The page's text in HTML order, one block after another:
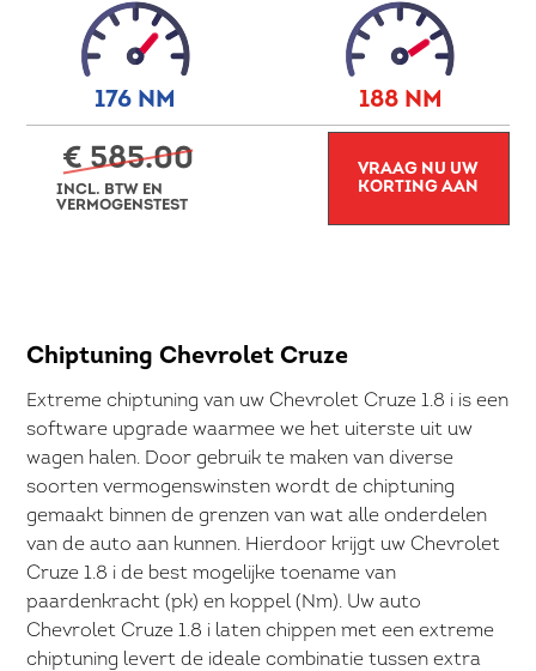
176 NM 188 NM
€ 585.00
INCL. BTW EN
VERMOGENSTEST
VRAAG NU UW
KORTING AAN
Chiptuning Chevrolet Cruze
Extreme chiptuning van uw Chevrolet Cruze 1.8 i is een
software upgrade waarmee we het uiterste uit uw
wagen halen. Door gebruik te maken van diverse
soorten vermogenswinsten wordt de chiptuning
gemaakt binnen de grenzen van wat alle onderdelen
van de auto aan kunnen. Hierdoor krijgt uw Chevrolet
Cruze 1.8 i de best mogelijke toename van
paardenkracht (pk) en koppel (Nm). Uw auto
Chevrolet Cruze 1.8 i laten chippen met een extreme
chiptuning levert de ideale combinatie tussen extra